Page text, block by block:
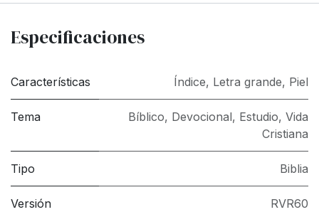
Especificaciones
Características Índice, Letra grande, Piel
Tema Bíblico, Devocional, Estudio, Vida
Cristiana
Tipo Biblia
Versión RVR60